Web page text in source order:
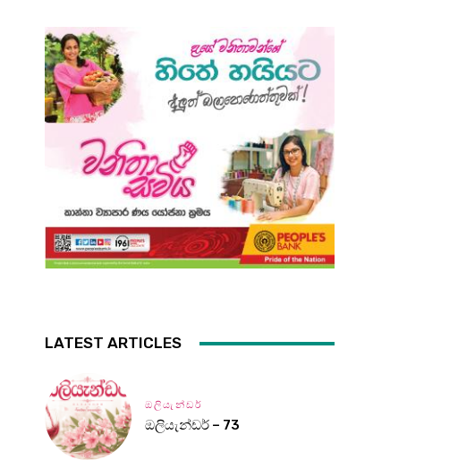
LATEST ARTICLES
ඔලියැන්ඩර්
ඔලියැන්ඩර් – 73